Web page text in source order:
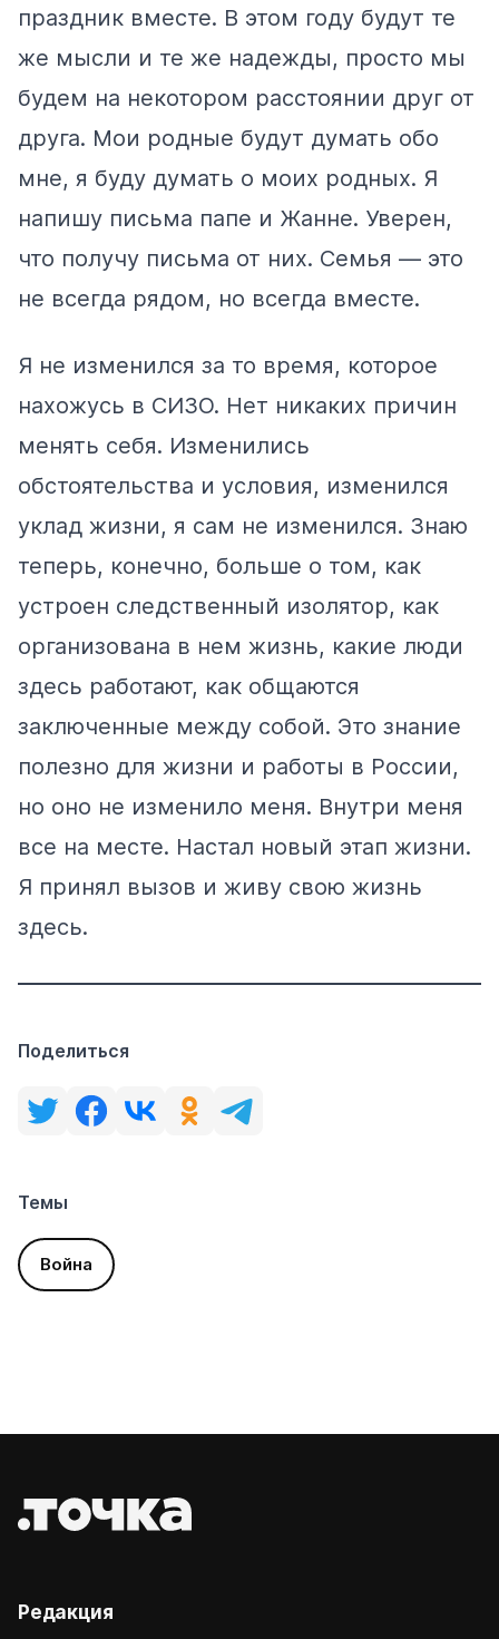
праздник вместе. В этом году будут те
же мысли и те же надежды, просто мы
будем на некотором расстоянии друг от
друга. Мои родные будут думать обо
мне, я буду думать о моих родных. Я
напишу письма папе и Жанне. Уверен,
что получу письма от них. Семья — это
не всегда рядом, но всегда вместе.
Я не изменился за то время, которое
нахожусь в СИЗО. Нет никаких причин
менять себя. Изменились
обстоятельства и условия, изменился
уклад жизни, я сам не изменился. Знаю
теперь, конечно, больше о том, как
устроен следственный изолятор, как
организована в нем жизнь, какие люди
здесь работают, как общаются
заключенные между собой. Это знание
полезно для жизни и работы в России,
но оно не изменило меня. Внутри меня
все на месте. Настал новый этап жизни.
Я принял вызов и живу свою жизнь
здесь.
Поделиться
Темы
Война
Редакция